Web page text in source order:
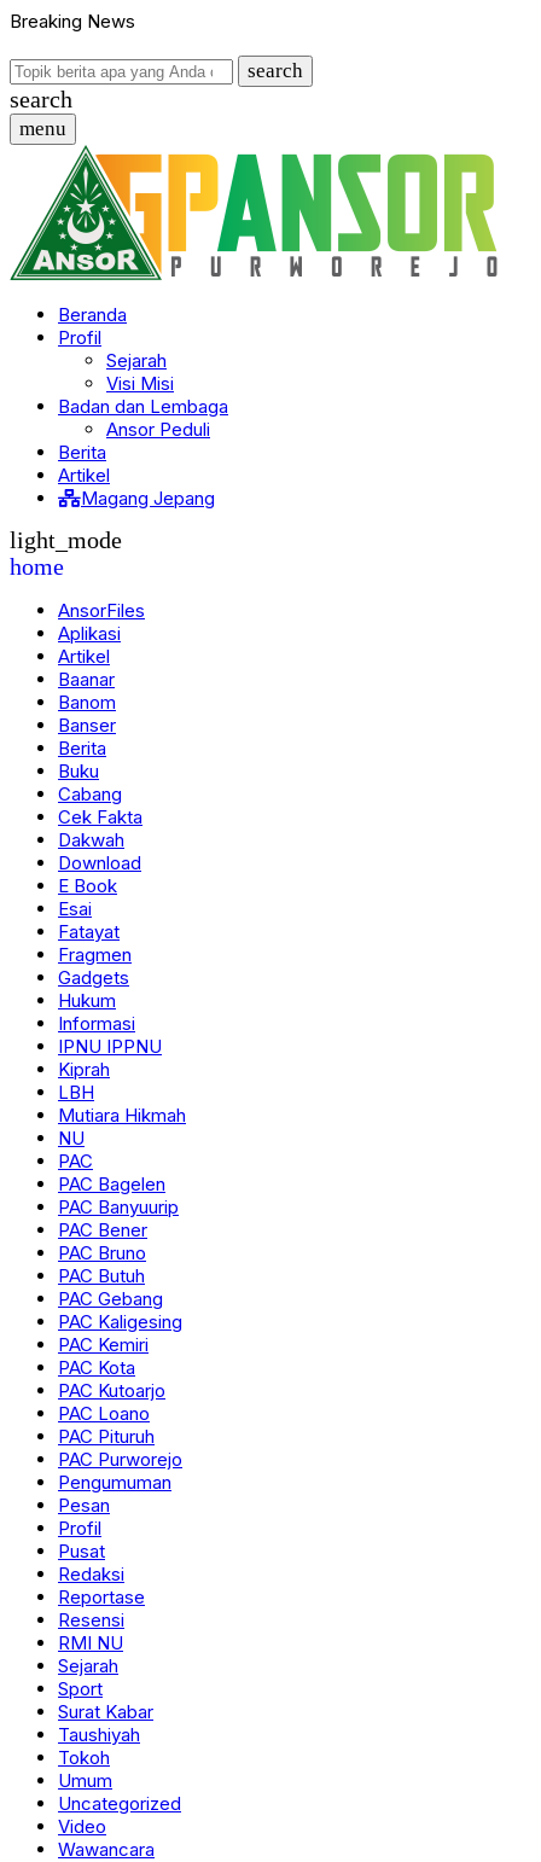
Breaking News
search
search
menu
Beranda
Profil
Sejarah
Visi Misi
Badan dan Lembaga
Ansor Peduli
Berita
Artikel
Magang Jepang
light_mode
home
AnsorFiles
Aplikasi
Artikel
Baanar
Banom
Banser
Berita
Buku
Cabang
Cek Fakta
Dakwah
Download
E Book
Esai
Fatayat
Fragmen
Gadgets
Hukum
Informasi
IPNU IPPNU
Kiprah
LBH
Mutiara Hikmah
NU
PAC
PAC Bagelen
PAC Banyuurip
PAC Bener
PAC Bruno
PAC Butuh
PAC Gebang
PAC Kaligesing
PAC Kemiri
PAC Kota
PAC Kutoarjo
PAC Loano
PAC Pituruh
PAC Purworejo
Pengumuman
Pesan
Profil
Pusat
Redaksi
Reportase
Resensi
RMI NU
Sejarah
Sport
Surat Kabar
Taushiyah
Tokoh
Umum
Uncategorized
Video
Wawancara